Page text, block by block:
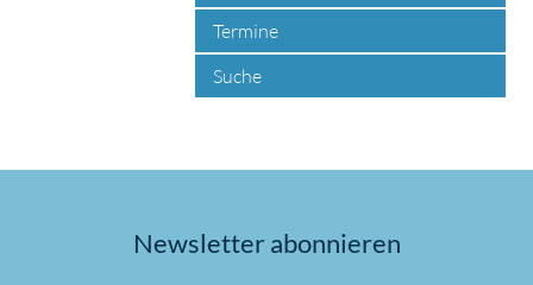
Termine
Suche
Newsletter abonnieren